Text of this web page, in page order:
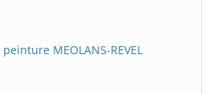
MEOLANS-REVEL